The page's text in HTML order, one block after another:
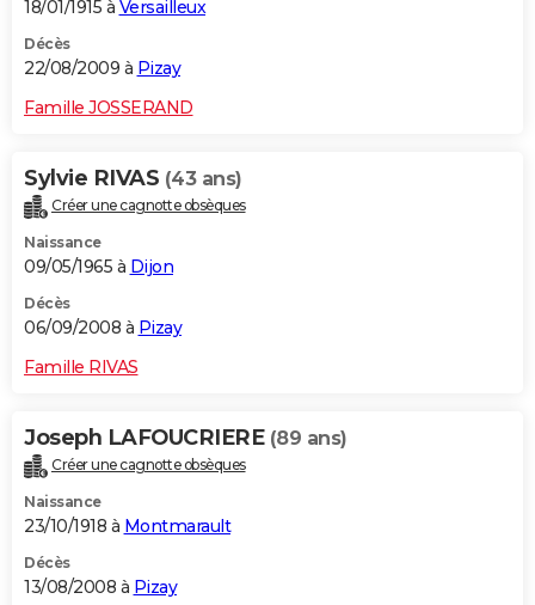
18/01/1915 à Versailleux
Décès
22/08/2009 à Pizay
Famille JOSSERAND
Sylvie RIVAS (43 ans)
Créer une cagnotte obsèques
Naissance
09/05/1965 à Dijon
Décès
06/09/2008 à Pizay
Famille RIVAS
Joseph LAFOUCRIERE (89 ans)
Créer une cagnotte obsèques
Naissance
23/10/1918 à Montmarault
Décès
13/08/2008 à Pizay